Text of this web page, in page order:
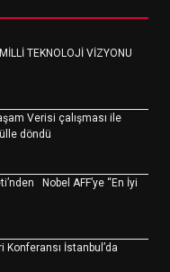
TEKNOLOJİ VİZYONU
Verisi çalışması ile
döndü
Nobel AFF’ye “En İyi
Konferansı İstanbul’da